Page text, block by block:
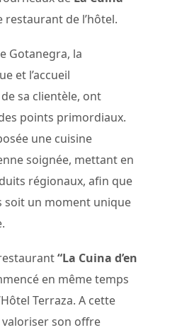
restaurant de l’hôtel.
Gotanegra, la
et l’accueil
sa clientèle, ont
points primordiaux.
une cuisine
soignée, mettant en
régionaux, afin que
soit un moment unique
“La Cuina d’en
en même temps
Terraza. A cette
son offre